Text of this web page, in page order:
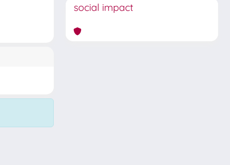
social impact